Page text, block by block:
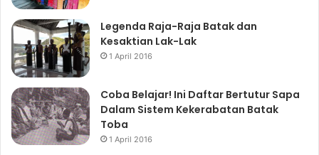
Legenda Raja-Raja Batak dan
Kesaktian Lak-Lak
1 April 2016
Coba Belajar! Ini Daftar Bertutur Sapa
Dalam Sistem Kekerabatan Batak
Toba
1 April 2016